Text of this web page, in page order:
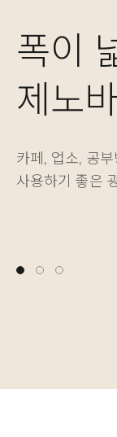
폭이
제노
카페, 업소, 공
사용하기 좋은
실용
제노
보기에도 좋고
다양한 물건을
자유
베이직한 2가지
나에게 딱 맞는
폭이
제노
카페, 업소, 공
사용하기 좋은